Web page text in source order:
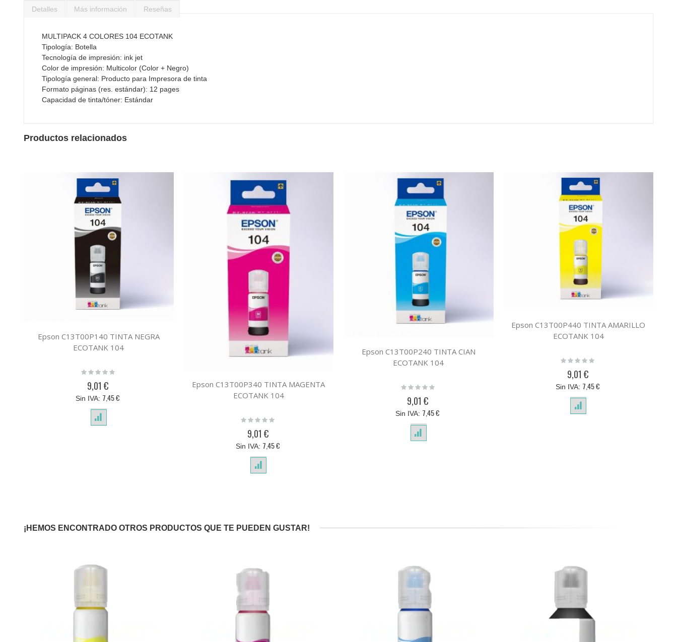
comienzo
galería
imágenes
Detalles
MULTIPACK 4 COLORES 104 ECOTANK
Tipología: Botella
Tecnología de impresión: ink jet
Color de impresión: Multicolor (Color + Negro)
Tipología general: Producto para Impresora de tinta
Formato páginas (res. estándar): 12 pages
Capacidad de tinta/tóner: Estándar
Más información Reseñas
Productos relacionados
Epson C13T00P140 TINTA NEGRA
ECOTANK 104
Rating:
9,01 €
7,45 €
Epson C13T00P340 TINTA MAGENTA
ECOTANK 104
Rating:
9,01 €
7,45 €
Epson C13T00P240 TINTA CIAN
ECOTANK 104
Rating:
9,01 €
7,45 €
Epson C13T00P440 TINTA AMARILLO
ECOTANK 104
Rating:
9,01 €
7,45 €
¡HEMOS ENCONTRADO OTROS PRODUCTOS QUE TE PUEDEN GUSTAR!